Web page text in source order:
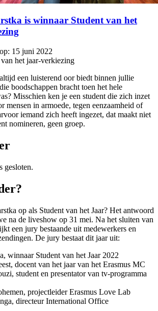
is winnaar Student van het
15 juni 2022
het jaar-verkiezing
een luisterend oor biedt binnen jullie
boodschappen bracht toen het hele
Misschien ken je een student die zich inzet
mensen in armoede, tegen eenzaamheid of
iemand zich heeft ingezet, dat maakt niet
nomineren, geen groep.
gesloten.
op als Student van het Jaar? Het antwoord
na de liveshow op 31 mei. Na het sluiten van
een jury bestaande uit medewerkers en
De jury bestaat dit jaar uit:
winnaar Student van het Jaar 2022
docent van het jaar van het Erasmus MC
student en presentator van tv-programma
projectleider Erasmus Love Lab
directeur International Office